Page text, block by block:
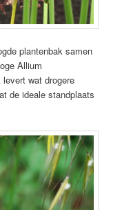
plantenbak samen
Allium
wat drogere
de ideale standplaats